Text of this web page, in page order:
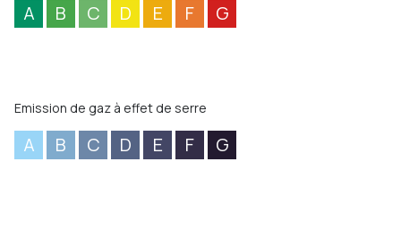
A B C D E F G
Emission de gaz à effet de serre
A B C D E F G